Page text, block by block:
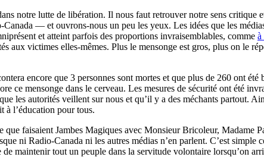
notre lutte de libération. Il nous faut retrouver notre sens critique
— et ouvrons-nous un peu les yeux. Les idées que les
et atteint parfois des proportions invraisemblables, comme à
aux victimes elles-mêmes. Plus le mensonge est gros, plus on le
encore que 3 personnes sont mortes et que plus de 260 ont
ce mensonge dans le cerveau. Les mesures de sécurité ont été
les autorités veillent sur nous et qu’il y a des méchants partout.
à l’éducation pour tous.
faisaient Jambes Magiques avec Monsieur Bricoleur, Madame
ni Radio-Canada ni les autres médias n’en parlent. C’est
maintenir tout un peuple dans la servitude volontaire lorsqu’on